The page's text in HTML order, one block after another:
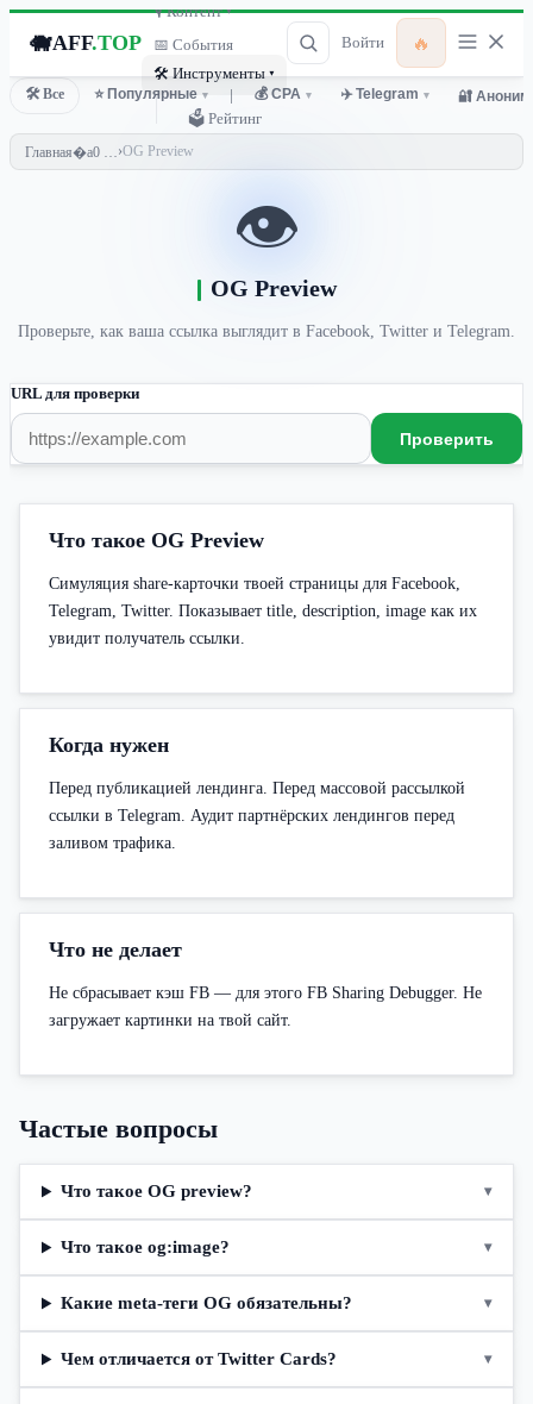
🐗AFF.TOP
🎙 Контент ▾
📅 События
🛠 Инструменты ▾
🗳 Рейтинг
Войти 🔥
🛠 Все ⭐ Популярные ▾ 💰 CPA ▾ ✈️ Telegram ▾ 🔐
Главная ›OG Preview
👁
OG Preview
Проверьте, как ваша ссылка выглядит в Facebook, Twitter и Telegram.
URL для проверки
Проверить
Что такое OG Preview
Симуляция share-карточки твоей страницы для Facebook,
Telegram, Twitter. Показывает title, description, image как их
увидит получатель ссылки.
Когда нужен
Перед публикацией лендинга. Перед массовой рассылкой
ссылки в Telegram. Аудит партнёрских лендингов перед
заливом трафика.
Что не делает
Не сбрасывает кэш FB — для этого FB Sharing Debugger. Не
загружает картинки на твой сайт.
Частые вопросы
Что такое OG preview? ▾
Что такое og:image? ▾
Какие meta-теги OG обязательны? ▾
Чем отличается от Twitter Cards? ▾